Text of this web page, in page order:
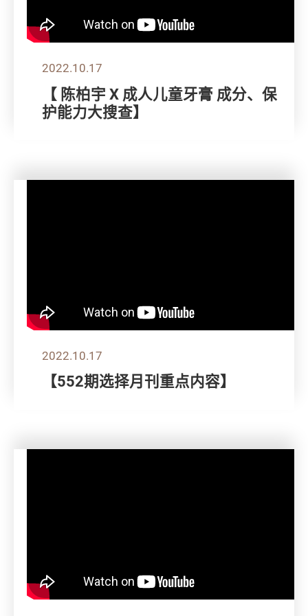
2022.10.17
【 陈柏宇 X 成人儿童牙膏 成分、保
护能力大搜查】
2022.10.17
【552期选择月刊重点内容】